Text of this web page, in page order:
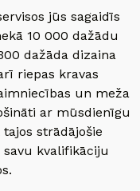
jūs sagaidīs
10 000 dažādu
dažāda dizaina
riepas kravas
un meža
ar mūsdienīgu
strādājošie
kvalifikāciju